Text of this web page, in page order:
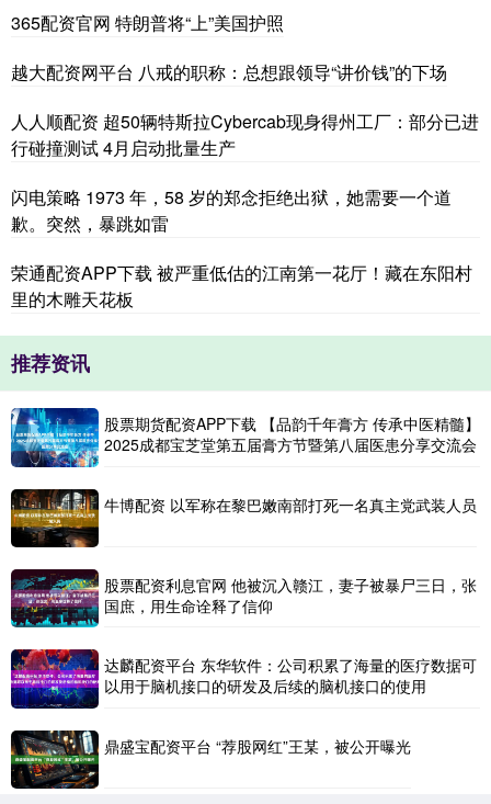
365配资官网 特朗普将“上”美国护照
越大配资网平台 八戒的职称：总想跟领导“讲价钱”的下场
人人顺配资 超50辆特斯拉Cybercab现身得州工厂：部分已进
行碰撞测试 4月启动批量生产
闪电策略 1973 年，58 岁的郑念拒绝出狱，她需要一个道
歉。突然，暴跳如雷
荣通配资APP下载 被严重低估的江南第一花厅！藏在东阳村
里的木雕天花板
推荐资讯
股票期货配资APP下载 【品韵千年膏方 传承中医精髓】
2025成都宝芝堂第五届膏方节暨第八届医患分享交流会
牛博配资 以军称在黎巴嫩南部打死一名真主党武装人员
股票配资利息官网 他被沉入赣江，妻子被暴尸三日，张
国庶，用生命诠释了信仰
达麟配资平台 东华软件：公司积累了海量的医疗数据可
以用于脑机接口的研发及后续的脑机接口的使用
鼎盛宝配资平台 “荐股网红”王某，被公开曝光